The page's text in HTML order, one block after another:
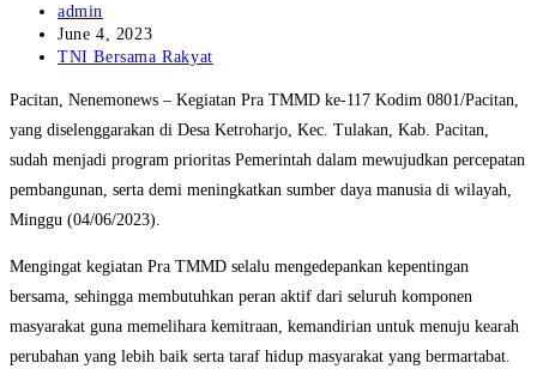
Post
author:
admin
Post
published:
June 4, 2023
Post
TNI Bersama Rakyat
Pacitan, Nenemonews – Kegiatan Pra TMMD ke-117 Kodim 0801/Pacitan,
yang diselenggarakan di Desa Ketroharjo, Kec. Tulakan, Kab. Pacitan,
sudah menjadi program prioritas Pemerintah dalam mewujudkan percepatan
pembangunan, serta demi meningkatkan sumber daya manusia di wilayah,
Minggu (04/06/2023).
Mengingat kegiatan Pra TMMD selalu mengedepankan kepentingan
bersama, sehingga membutuhkan peran aktif dari seluruh komponen
masyarakat guna memelihara kemitraan, kemandirian untuk menuju kearah
perubahan yang lebih baik serta taraf hidup masyarakat yang bermartabat.